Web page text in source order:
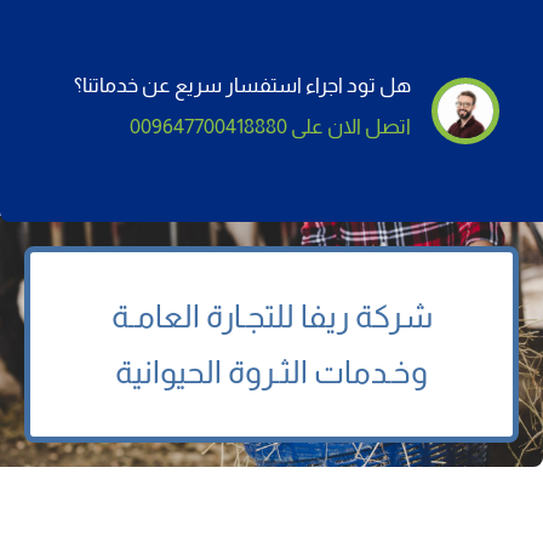
شركة ريفا للتجـارة العامـة
وخـدمات الثـروة الحيوانية
هل تود اجراء استفسار سريع عن خدماتنا؟
اتصل الان على 009647700418880